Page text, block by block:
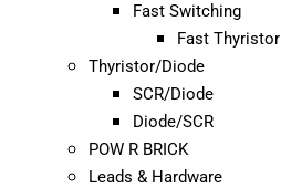
Fast Switching
Fast Thyristor
Thyristor/Diode
SCR/Diode
Diode/SCR
POW R BRICK
Leads & Hardware